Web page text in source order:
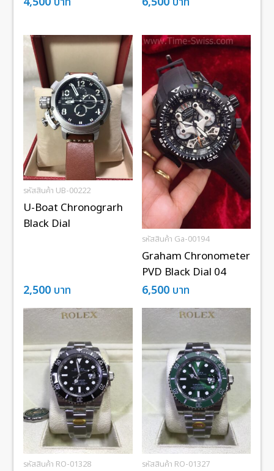
รหัสสินค้า UB-00222
U-Boat Chronograrh
Black Dial
2,500 บาท
รหัสสินค้า Ga-00194
Graham Chronometer
PVD Black Dial 04
6,500 บาท
รหัสสินค้า RO-01328 รหัสสินค้า RO-01327